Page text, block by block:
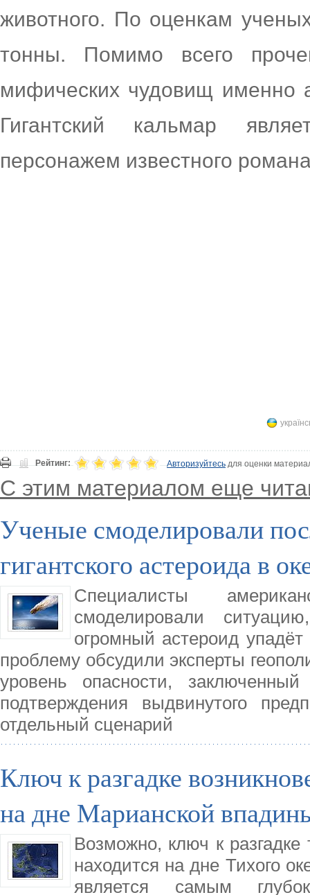
животного. По оценкам
тонны. Помимо всего
мифических чудовищ именно
Гигантский кальмар
персонажем известного
Рейтинг: Авторизуйтесьдля оценки
С этим материалом еще
Ученые смоделировали
гигантского астероида в
Специалисты
смоделировали
огромный астероид
проблему обсудили эксперты
уровень опасности,
подтверждения выдвинутого
отдельный сценарий
Ключ к разгадке
на дне Марианской
Возможно, ключ к
находится на дне Тихого
является самым